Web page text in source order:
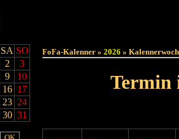
SA SO
2
3
9
10
16 17
23 24
30 31
FoFa-Kalenner » 2026 »
Termin